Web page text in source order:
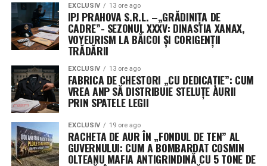
întregi stă la dreapta puterii în ARSP, asigurându-se că
„știința” se face ca la carte – cartea lor de vizită, desigur.
Armata de „Vipi” și Cenzorii: Un
Consiliu Director mai mare decât o
primărie de comună
Dacă v-ați fi imaginat că o asociație se conduce cu doi-
trei oameni, vă înșelați amarnic. Setea de funcții este
atât de mare încât Consiliul Director al ARSP a fost
„extins” chirurgical, de la 15 la 18 membri. Că doar e loc
EXCLUSIV 13 ore ago
IPJ PRAHOVA S.R.L. –„GRĂDINIȚA DE
CADRE”- SEZONUL XXXV: DINASTIA XANAX,
VOYEURISM LA BĂICOI ȘI CORIGENȚII
TRĂDĂRII
EXCLUSIV 13 ore ago
FABRICA DE CHESTORI „CU DEDICAȚIE”: CUM
VREA ANP SĂ DISTRIBUIE STELUȚE AURII
PRIN SPATELE LEGII
EXCLUSIV 19 ore ago
RACHETA DE AUR ÎN „FONDUL DE TEN” AL
GUVERNULUI: CUM A BOMBARDAT COSMIN
OLTEANU MAFIA ANTIGRINDINĂ CU 5 TONE DE